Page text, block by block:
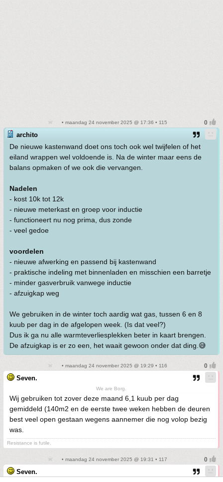
• maandag 24 november 2025 @ 17:36 • 115
archito
De nieuwe kastenwand doet ons toch ook wel twijfelen of het
eiland wrappen wel voldoende is. Na de winter maar eens de
balans opmaken of we ook die vervangen.
Nadelen
- kost 10k tot 12k
- nieuwe meterkast en groep voor inductie
- functioneert nu nog prima, dus zonde
- veel gedoe
voordelen
- nieuwe afwerking en passend bij kastenwand
- praktische indeling met binnenladen en misschien een barretje
- minder gasverbruik vanwege inductie
- afzuigkap weg
We gebruiken in de winter toch aardig wat gas, tussen 6 en 8
kuub per dag in de afgelopen week. (Is dat veel?)
Dus ik ga nu alle warmteverliesplekken beter in kaart brengen.
De afzuigkap is er zo een, het waait gewoon onder dat ding.😅
• maandag 24 november 2025 @ 19:29 • 116
Seven.
We are Borg.
Wij gebruiken tot zover deze maand 6,1 kuub per dag
gemiddeld (140m2 en de eerste twee weken hebben de deuren
best veel open gestaan wegens aannemer die nog volop bezig
was.
Resistance is futile.
• maandag 24 november 2025 @ 19:31 • 117
Seven.